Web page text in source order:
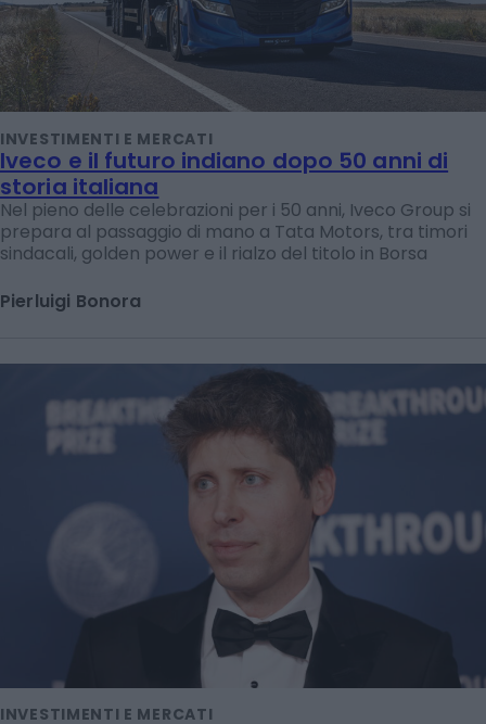
INVESTIMENTI E MERCATI
Iveco e il futuro indiano dopo 50 anni di
storia italiana
Nel pieno delle celebrazioni per i 50 anni, Iveco Group si
prepara al passaggio di mano a Tata Motors, tra timori
sindacali, golden power e il rialzo del titolo in Borsa
Pierluigi Bonora
INVESTIMENTI E MERCATI